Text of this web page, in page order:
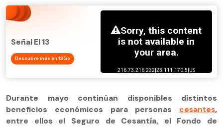
Señal El 13
Descubre más en 13Go
Durante mayo continúan disponibles distintos
beneficios económicos para personas cesantes,
entre ellos el Seguro de Cesantía, el Fondo de